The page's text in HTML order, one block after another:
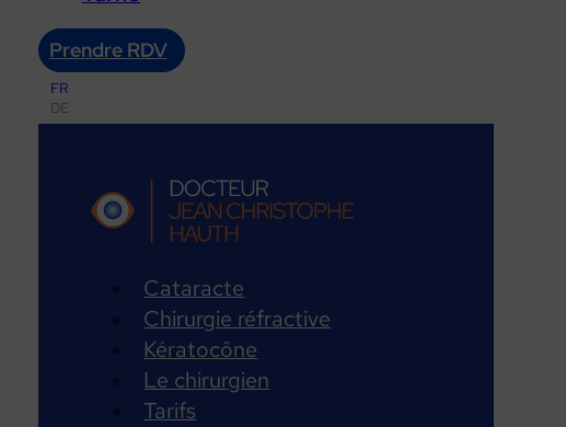
Prendre RDV
FR
DE
Cataracte
Chirurgie réfractive
Kératocône
Le chirurgien
Tarifs